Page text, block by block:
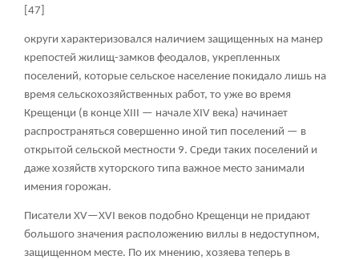
[47]
округи характеризовался наличием защищенных на манер
крепостей жилищ-замков феодалов, укрепленных
поселений, которые сельское население покидало лишь на
время сельскохозяйственных работ, то уже во время
Крещенци (в конце XIII — начале XIV века) начинает
распространяться совершенно иной тип поселений — в
открытой сельской местности 9. Среди таких поселений и
даже хозяйств хуторского типа важное место занимали
имения горожан.
Писатели XV—XVI веков подобно Крещенци не придают
большого значения расположению виллы в недоступном,
защищенном месте. По их мнению, хозяева теперь в